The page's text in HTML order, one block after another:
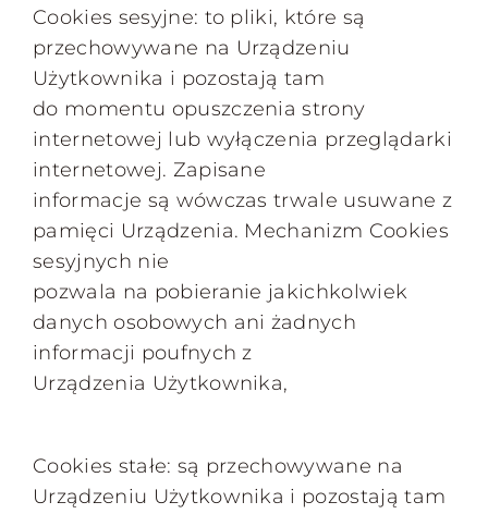
Cookies sesyjne: to pliki, które są
przechowywane na Urządzeniu
Użytkownika i pozostają tam
do momentu opuszczenia strony
internetowej lub wyłączenia przeglądarki
internetowej. Zapisane
informacje są wówczas trwale usuwane z
pamięci Urządzenia. Mechanizm Cookies
sesyjnych nie
pozwala na pobieranie jakichkolwiek
danych osobowych ani żadnych
informacji poufnych z
Urządzenia Użytkownika,
Cookies stałe: są przechowywane na
Urządzeniu Użytkownika i pozostają tam